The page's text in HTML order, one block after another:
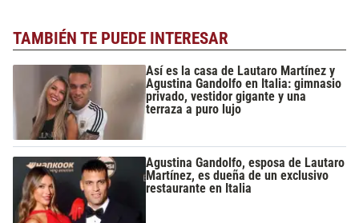
TAMBIÉN TE PUEDE INTERESAR
Así es la casa de Lautaro Martínez y
Agustina Gandolfo en Italia: gimnasio
privado, vestidor gigante y una
terraza a puro lujo
Agustina Gandolfo, esposa de Lautaro
Martínez, es dueña de un exclusivo
restaurante en Italia